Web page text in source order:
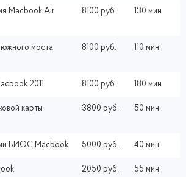
Macbook Air
8100 руб. 130 мин
южного моста
8100 руб. 110 мин
2011 8100 руб. 180 мин
карты
3800 руб. 50 мин
БИОС Macbook 5000 руб. 40 мин
2050 руб. 55 мин